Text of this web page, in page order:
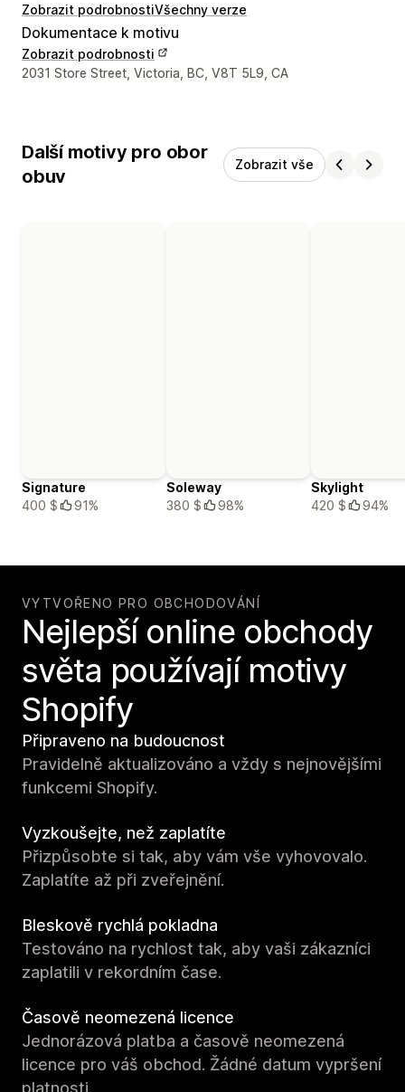
Zobrazit podrobnostiVšechny verze
Dokumentace k motivu
Zobrazit podrobnosti
Kontaktní údaje designéra
2031 Store Street, Victoria, BC, V8T 5L9, CA
Další motivy pro obor
obuv
Zobrazit vše
Signature
400 $
91%
Soleway
380 $
98%
Skylight
420 $
94%
VYTVOŘENO PRO OBCHODOVÁNÍ
Nejlepší online obchody
světa používají motivy
Shopify
Připraveno na budoucnost
Pravidelně aktualizováno a vždy s nejnovějšími
funkcemi Shopify.
Vyzkoušejte, než zaplatíte
Přizpůsobte si tak, aby vám vše vyhovovalo.
Zaplatíte až při zveřejnění.
Bleskově rychlá pokladna
Testováno na rychlost tak, aby vaši zákazníci
zaplatili v rekordním čase.
Časově neomezená licence
Jednorázová platba a časově neomezená
licence pro váš obchod. Žádné datum vypršení
platnosti.